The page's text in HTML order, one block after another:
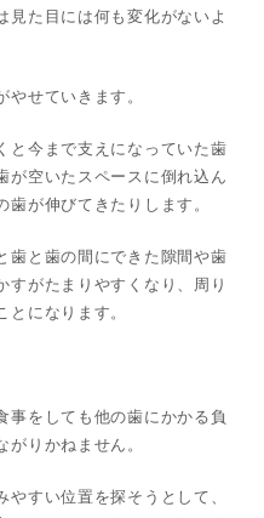
見た目には何も変化がないよ
やせていきます。
と今まで支えになっていた歯
が空いたスペースに倒れ込ん
が伸びてきたりします。
歯と歯の間にできた隙間や歯
すがたまりやすくなり、周り
になります。
事をしても他の歯にかかる負
りかねません。
やすい位置を探そうとして、